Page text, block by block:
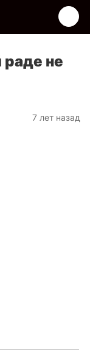
раде не
7 лет назад